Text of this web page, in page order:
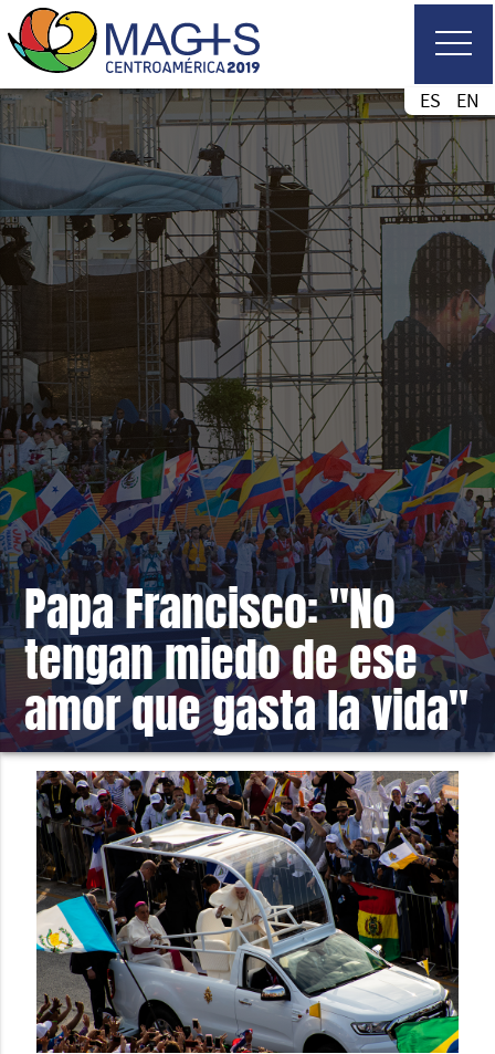
ES EN
Papa Francisco: "No
tengan miedo de ese
amor que gasta la vida"